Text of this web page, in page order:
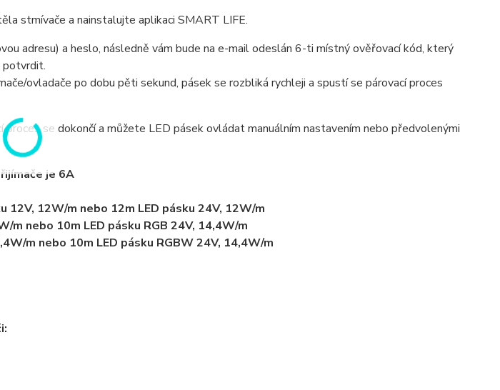
stmívače a nainstalujte aplikaci SMART LIFE.
adresu) a heslo, následně vám bude na e-mail odeslán 6-ti místný ověřovací kód, který
potvrdit.
ovladače po dobu pěti sekund, pásek se rozbliká rychleji a spustí se párovací proces
se dokončí a můžete LED pásek ovládat manuálním nastavením nebo předvolenými
je 6A
12V, 12W/m nebo 12m LED pásku 24V, 12W/m
m nebo 10m LED pásku RGB 24V, 14,4W/m
m nebo 10m LED pásku RGBW 24V, 14,4W/m